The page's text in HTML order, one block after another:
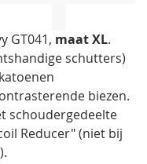
GT041, maat XL.
schutters)
biezen.
schoudergedeelte
Reducer" (niet bij